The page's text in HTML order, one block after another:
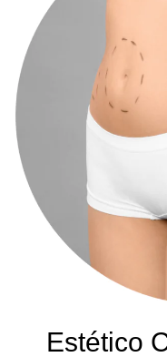
Estético